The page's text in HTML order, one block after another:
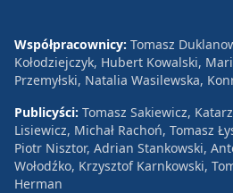
Współpracownicy: Tomasz
Kołodziejczyk, Hubert Kowalski,
Przemyłski, Natalia Wasilewska,
Publicyści: Tomasz Sakiewicz,
Lisiewicz, Michał Rachoń, Tomasz
Piotr Nisztor, Adrian Stankowski,
Wołodźko, Krzysztof Karnkowski,
Herman